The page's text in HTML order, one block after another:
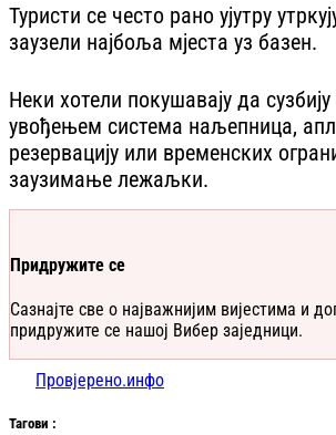
Туристи се често рано ујутру
заузели најбоља мјеста уз базен.
Неки хотели покушавају да
увођењем система наљепница,
резервацију или временских
заузимање лежаљки.
Придружите се
Сазнајте све о најважнијим вијестима и
придружите се нашој Вибер заједници.
Провјерено.инфо
Тагови :